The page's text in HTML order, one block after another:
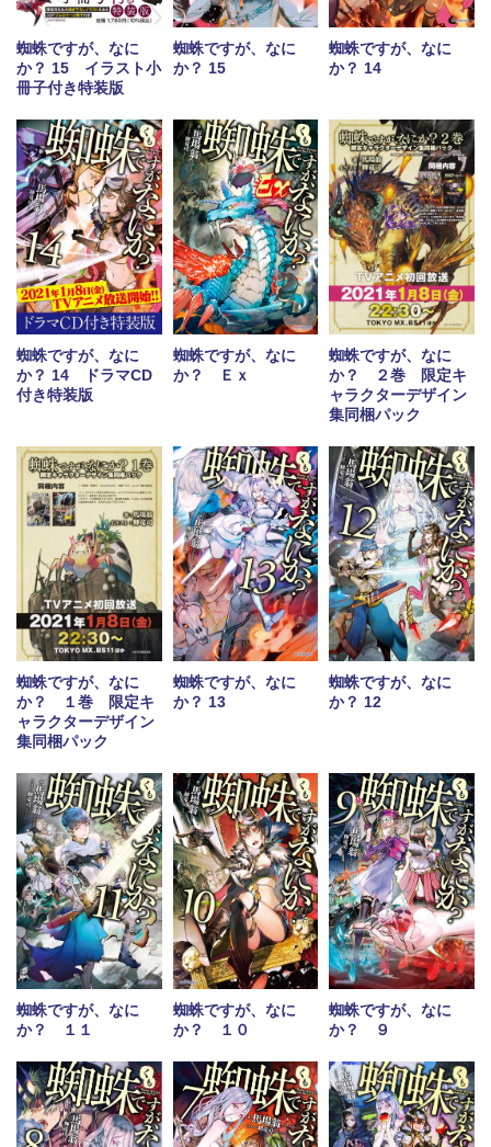
蜘蛛ですが、なに
か？ 15 イラスト小
冊子付き特装版
蜘蛛ですが、なに
か？ 15
蜘蛛ですが、なに
か？ 14
蜘蛛ですが、なに
か？ 14 ドラマCD
付き特装版
蜘蛛ですが、なに
か？ Ｅｘ
蜘蛛ですが、なに
か？ ２巻 限定キ
ャラクターデザイン
集同梱パック
蜘蛛ですが、なに
か？ １巻 限定キ
ャラクターデザイン
集同梱パック
蜘蛛ですが、なに
か？ 13
蜘蛛ですが、なに
か？ 12
蜘蛛ですが、なに
か？ １１
蜘蛛ですが、なに
か？ １０
蜘蛛ですが、なに
か？ ９